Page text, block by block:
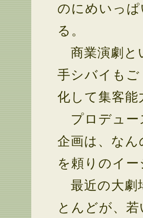
のにめいっ
る。
商業演劇と
手シバイも
化して集客
プロデュー
企画は、な
を頼りのイ
最近の大劇
とんどが、